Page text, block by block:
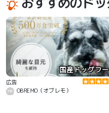
国産ドッグフ
広告
OBREMO（オブレモ）